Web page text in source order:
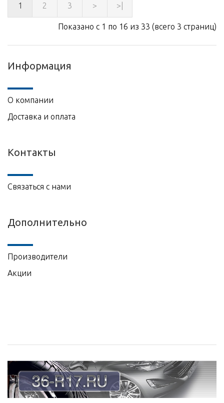
1 2 3 > >|
Показано с 1 по 16 из 33 (всего 3 страниц)
Информация
О компании
Доставка и оплата
Контакты
Связаться с нами
Дополнительно
Производители
Акции